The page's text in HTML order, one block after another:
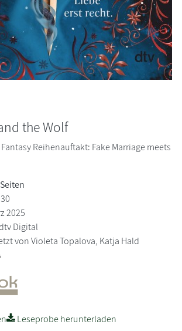
the Wolf
Reihenauftakt: Fake Marriage meets
2025
Digital
von Violeta Topalova, Katja Hald
Leseprobe herunterladen